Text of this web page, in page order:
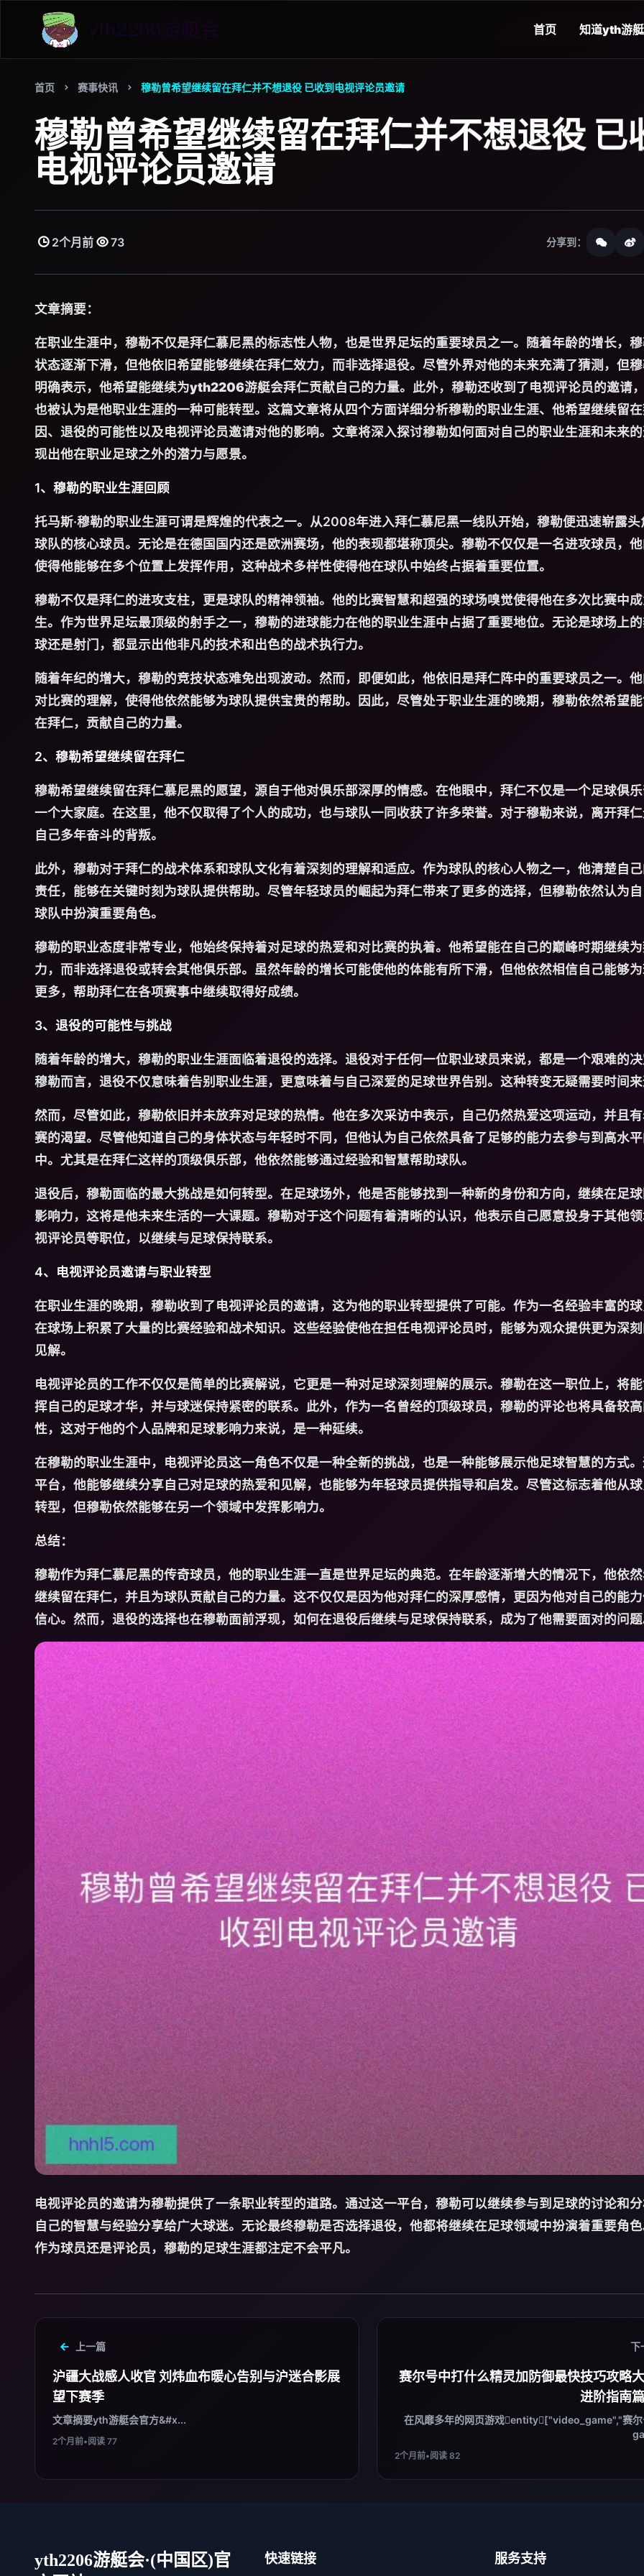
首页 知道yth游
首页 赛事快讯 穆勒曾希望继续留在拜仁并不想退役 已收到电视评论员邀请
穆勒曾希望继续留在拜仁并不想退役 已
电视评论员邀请
2个月前 73 分享到：
文章摘要：
在职业生涯中，穆勒不仅是拜仁慕尼黑的标志性人物，也是世界足坛的重要球员之一。随着年龄的增长，
状态逐渐下滑，但他依旧希望能够继续在拜仁效力，而非选择退役。尽管外界对他的未来充满了猜测，但
明确表示，他希望能继续为yth2206游艇会拜仁贡献自己的力量。此外，穆勒还收到了电视评论员的邀请
也被认为是他职业生涯的一种可能转型。这篇文章将从四个方面详细分析穆勒的职业生涯、他希望继续留
因、退役的可能性以及电视评论员邀请对他的影响。文章将深入探讨穆勒如何面对自己的职业生涯和未来
现出他在职业足球之外的潜力与愿景。
1、穆勒的职业生涯回顾
托马斯·穆勒的职业生涯可谓是辉煌的代表之一。从2008年进入拜仁慕尼黑一线队开始，穆勒便迅速崭露头
球队的核心球员。无论是在德国国内还是欧洲赛场，他的表现都堪称顶尖。穆勒不仅仅是一名进攻球员，
使得他能够在多个位置上发挥作用，这种战术多样性使得他在球队中始终占据着重要位置。
穆勒不仅是拜仁的进攻支柱，更是球队的精神领袖。他的比赛智慧和超强的球场嗅觉使得他在多次比赛中
生。作为世界足坛最顶级的射手之一，穆勒的进球能力在他的职业生涯中占据了重要地位。无论是球场上
球还是射门，都显示出他非凡的技术和出色的战术执行力。
随着年纪的增大，穆勒的竞技状态难免出现波动。然而，即便如此，他依旧是拜仁阵中的重要球员之一。
对比赛的理解，使得他依然能够为球队提供宝贵的帮助。因此，尽管处于职业生涯的晚期，穆勒依然希望
在拜仁，贡献自己的力量。
2、穆勒希望继续留在拜仁
穆勒希望继续留在拜仁慕尼黑的愿望，源自于他对俱乐部深厚的情感。在他眼中，拜仁不仅是一个足球俱
一个大家庭。在这里，他不仅取得了个人的成功，也与球队一同收获了许多荣誉。对于穆勒来说，离开拜
自己多年奋斗的背叛。
此外，穆勒对于拜仁的战术体系和球队文化有着深刻的理解和适应。作为球队的核心人物之一，他清楚自
责任，能够在关键时刻为球队提供帮助。尽管年轻球员的崛起为拜仁带来了更多的选择，但穆勒依然认为
球队中扮演重要角色。
穆勒的职业态度非常专业，他始终保持着对足球的热爱和对比赛的执着。他希望能在自己的巅峰时期继续
力，而非选择退役或转会其他俱乐部。虽然年龄的增长可能使他的体能有所下滑，但他依然相信自己能够
更多，帮助拜仁在各项赛事中继续取得好成绩。
3、退役的可能性与挑战
随着年龄的增大，穆勒的职业生涯面临着退役的选择。退役对于任何一位职业球员来说，都是一个艰难的
穆勒而言，退役不仅意味着告别职业生涯，更意味着与自己深爱的足球世界告别。这种转变无疑需要时间
然而，尽管如此，穆勒依旧并未放弃对足球的热情。他在多次采访中表示，自己仍然热爱这项运动，并且
赛的渴望。尽管他知道自己的身体状态与年轻时不同，但他认为自己依然具备了足够的能力去参与到高水
中。尤其是在拜仁这样的顶级俱乐部，他依然能够通过经验和智慧帮助球队。
退役后，穆勒面临的最大挑战是如何转型。在足球场外，他是否能够找到一种新的身份和方向，继续在足
影响力，这将是他未来生活的一大课题。穆勒对于这个问题有着清晰的认识，他表示自己愿意投身于其他
视评论员等职位，以继续与足球保持联系。
4、电视评论员邀请与职业转型
在职业生涯的晚期，穆勒收到了电视评论员的邀请，这为他的职业转型提供了可能。作为一名经验丰富的
在球场上积累了大量的比赛经验和战术知识。这些经验使他在担任电视评论员时，能够为观众提供更为深
见解。
电视评论员的工作不仅仅是简单的比赛解说，它更是一种对足球深刻理解的展示。穆勒在这一职位上，将
挥自己的足球才华，并与球迷保持紧密的联系。此外，作为一名曾经的顶级球员，穆勒的评论也将具备较
性，这对于他的个人品牌和足球影响力来说，是一种延续。
在穆勒的职业生涯中，电视评论员这一角色不仅是一种全新的挑战，也是一种能够展示他足球智慧的方式
平台，他能够继续分享自己对足球的热爱和见解，也能够为年轻球员提供指导和启发。尽管这标志着他从
转型，但穆勒依然能够在另一个领域中发挥影响力。
总结：
穆勒作为拜仁慕尼黑的传奇球员，他的职业生涯一直是世界足坛的典范。在年龄逐渐增大的情况下，他依
继续留在拜仁，并且为球队贡献自己的力量。这不仅仅是因为他对拜仁的深厚感情，更因为他对自己的能
信心。然而，退役的选择也在穆勒面前浮现，如何在退役后继续与足球保持联系，成为了他需要面对的问
电视评论员的邀请为穆勒提供了一条职业转型的道路。通过这一平台，穆勒可以继续参与到足球的讨论和
自己的智慧与经验分享给广大球迷。无论最终穆勒是否选择退役，他都将继续在足球领域中扮演着重要角
作为球员还是评论员，穆勒的足球生涯都注定不会平凡。
上一篇
沪疆大战感人收官 刘炜血布暖心告别与沪迷合影展
望下赛季
文章摘要yth游艇会官方&#x...
2个月前•阅读 77
下
赛尔号中打什么精灵加防御最快技巧攻略
进阶指南
在风靡多年的网页游戏entity["video_game","赛
2个月前•阅读 82
yth2206游艇会·(中国区)官
快速链接 服务支持